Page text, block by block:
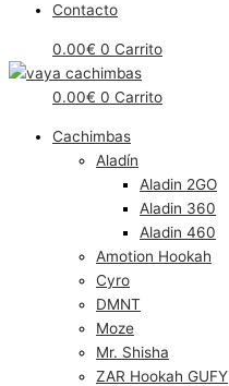
Contacto
0.00€ 0 Carrito
0.00€ 0 Carrito
Cachimbas
Aladín
Aladin 2GO
Aladin 360
Aladin 460
Amotion Hookah
Cyro
DMNT
Moze
Mr. Shisha
ZAR Hookah GUFY